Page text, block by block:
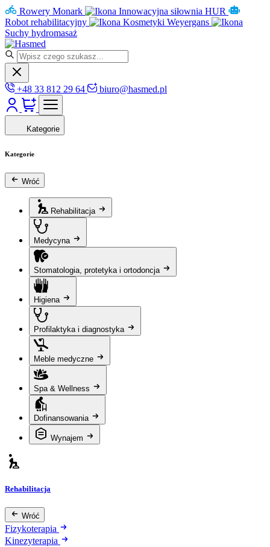
Rowery Monark
Innowacyjna siłownia HUR
Robot rehabilitacyjny
Kosmetyki Weyergans
Suchy hydromasaż
+48 33 812 29 64 biuro@hasmed.pl
Kategorie
Kategorie
Wróć
Rehabilitacja
Medycyna
Stomatologia, protetyka i ortodoncja
Higiena
Profilaktyka i diagnostyka
Meble medyczne
Spa & Wellness
Dofinansowania
Wynajem
Rehabilitacja
Wróć
Fizykoterapia
Kinezyterapia